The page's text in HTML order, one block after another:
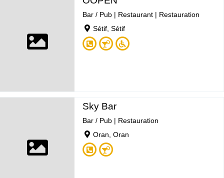
Bar / Pub | Restaurant | Restauration
Sétif, Sétif
Sky Bar
Bar / Pub | Restauration
Oran, Oran